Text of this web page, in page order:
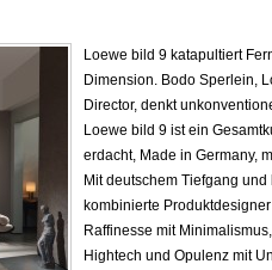
Loewe bild 9 katapultiert
Dimension. Bodo Sperlein,
Director, denkt
Loewe bild 9 ist ein
erdacht, Made in Germany,
Mit deutschem Tiefgang
kombinierte
Raffinesse mit
Hightech und Opulenz mit